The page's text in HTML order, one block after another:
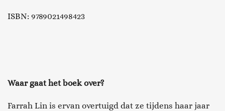
ISBN: 9789021498423
Waar gaat het boek over?
Farrah Lin is ervan overtuigd dat ze tijdens haar jaar